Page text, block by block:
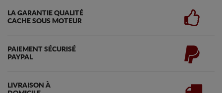
LA GARANTIE QUALITÉ
CACHE SOUS MOTEUR
PAIEMENT SÉCURISÉ
PAYPAL
LIVRAISON À